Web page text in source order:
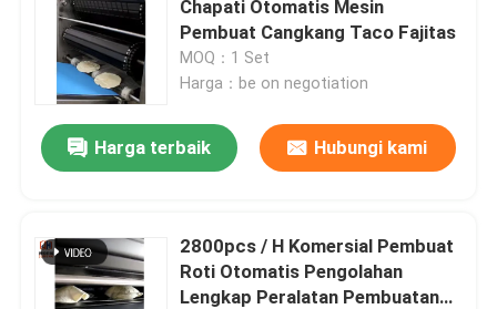
Mesin Tortilla Kompak
Mesin Roti Lavash
Lini Produksi Hamburger Cina
Chapati Otomatis Mesin
Pembuat Cangkang Taco Fajitas
MOQ：1 Set
Harga：be on negotiation
Harga terbaik Hubungi kami
2800pcs / H Komersial Pembuat
Roti Otomatis Pengolahan
Lengkap Peralatan Pembuatan